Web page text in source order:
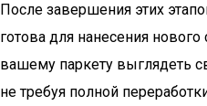
После завершения этих
готова для нанесения
вашему паркету выглядеть
не требуя полной